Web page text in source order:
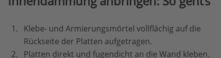
Klebe- und Armierungsmörtel vollflächig auf die
Rückseite der Platten aufgetragen.
Platten direkt und fugendicht an die Wand kleben.